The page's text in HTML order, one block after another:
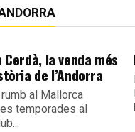
la venda més
de l’Andorra
al Mallorca
temporades al